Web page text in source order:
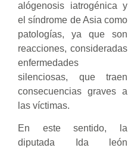
alógenosis iatrogénica y
el síndrome de Asia como
patologías, ya que son
reacciones, consideradas
enfermedades
silenciosas, que traen
consecuencias graves a
las víctimas.
En este sentido, la
diputada Ida león